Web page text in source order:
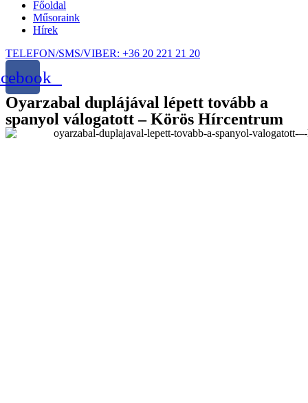
Főoldal
Műsoraink
Hírek
TELEFON/SMS/VIBER: +36 20 221 21 20
Oyarzabal duplájával lépett tovább a
spanyol válogatott – Körös Hírcentrum